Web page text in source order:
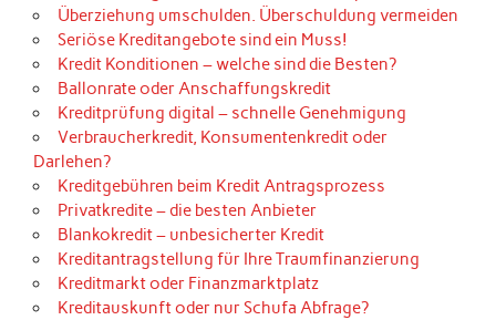
Überziehung umschulden. Überschuldung vermeiden
Seriöse Kreditangebote sind ein Muss!
Kredit Konditionen – welche sind die Besten?
Ballonrate oder Anschaffungskredit
Kreditprüfung digital – schnelle Genehmigung
Verbraucherkredit, Konsumentenkredit oder
Darlehen?
Kreditgebühren beim Kredit Antragsprozess
Privatkredite – die besten Anbieter
Blankokredit – unbesicherter Kredit
Kreditantragstellung für Ihre Traumfinanzierung
Kreditmarkt oder Finanzmarktplatz
Kreditauskunft oder nur Schufa Abfrage?